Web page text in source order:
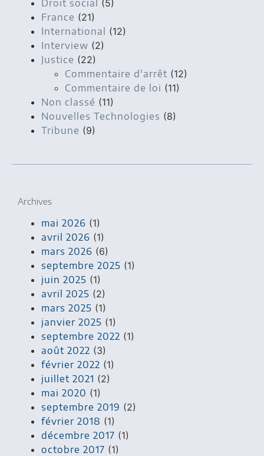
Droit social
(5)
France (21)
International (12)
Interview (2)
Justice (22)
Commentaire d'arrêt (12)
Commentaire de loi (11)
Non classé (11)
Nouvelles Technologies (8)
Tribune (9)
Archives
mai 2026 (1)
avril 2026 (1)
mars 2026 (6)
septembre 2025 (1)
juin 2025 (1)
avril 2025 (2)
mars 2025 (1)
janvier 2025 (1)
septembre 2022 (1)
août 2022 (3)
février 2022 (1)
juillet 2021 (2)
mai 2020 (1)
septembre 2019 (2)
février 2018 (1)
décembre 2017 (1)
octobre 2017 (1)